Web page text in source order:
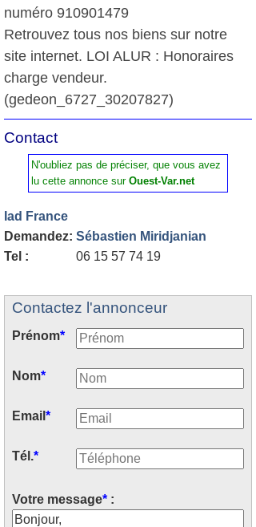
numéro 910901479
Retrouvez tous nos biens sur notre
site internet. LOI ALUR : Honoraires
charge vendeur.
(gedeon_6727_30207827)
Contact
N'oubliez pas de préciser, que vous avez
lu cette annonce sur Ouest-Var.net
Iad France
Demandez: Sébastien Miridjanian
Tel :
06 15 57 74 19
Contactez l'annonceur
Prénom*
Nom*
Email *
Tél.*
Votre message* :